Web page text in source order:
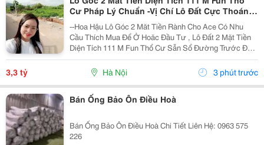
Cư Pháp Lý Chuẩn -Vị Chí Lô Đất Cực Thoáng
Mát ,Đất Nằm Mặt Đường Chục
--Hoa Hậu Lô Góc 2 Măt Tiền Rành Cho Ace Có Nhu
Cầu Thích Mua Để Ở Hoăc Đầu Tư , Lô Đất 2 Mặt Tiền
Diện Tích 111 M Fun Thổ Cư Sẫn Sổ Đường Trước Đất
Chuẩn Bị Đang Giải Nhựa Rộng 5,,5 M 2 Ô Tô Tránh
Nhau Vị Trí Đất Sát Trường Học Cấp 1 Thôn Thanh...
3,3 tỷ Hà Nội 3 phút trước
Bán Ống Bảo Ôn Điều Hoà
Bán Ống Bảo Ôn Điều Hoà Chi Tiết Liên Hệ: 0963 575
226